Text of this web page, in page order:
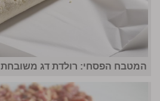
המטבח הפסחי: רולדת דג משובחת